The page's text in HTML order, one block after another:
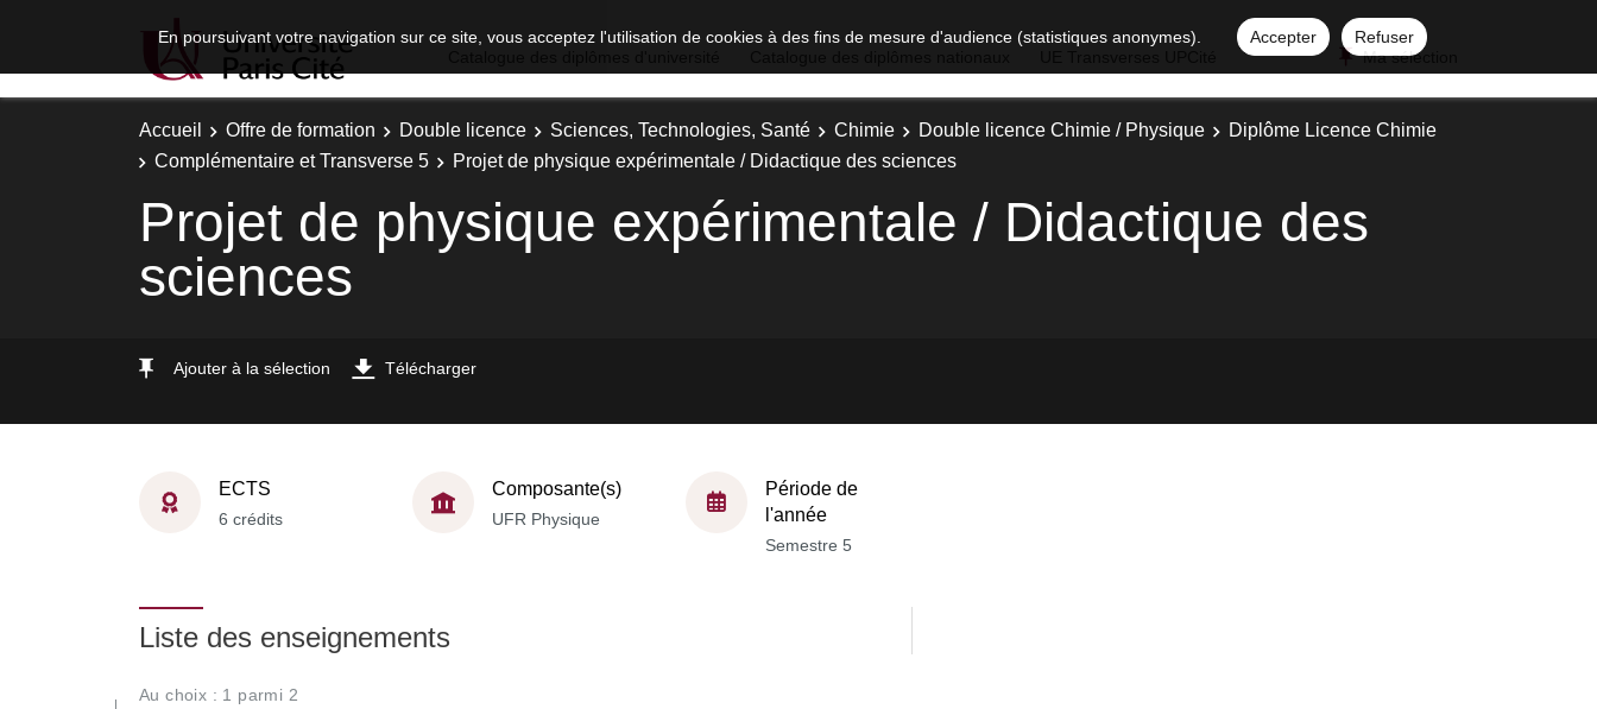
En poursuivant votre navigation sur ce site, vous acceptez l'utilisation de cookies à des fins de mesure d'audience (statistiques anonymes). Accepter
Refuser
Ma sélection
Accueil Offre de formation Double licence Sciences, Technologies, Santé Chimie Double licence Chimie / Physique
Diplôme Licence Chimie
Complémentaire et Transverse 5
Projet de physique expérimentale / Didactique des sciences
Projet de physique expérimentale / Didactique des
sciences
Ajouter à la sélection Télécharger
ECTS
6 crédits
Composante(s)
UFR Physique
Période de
l'année
Semestre 5
Liste des enseignements
Au choix : 1 parmi 2